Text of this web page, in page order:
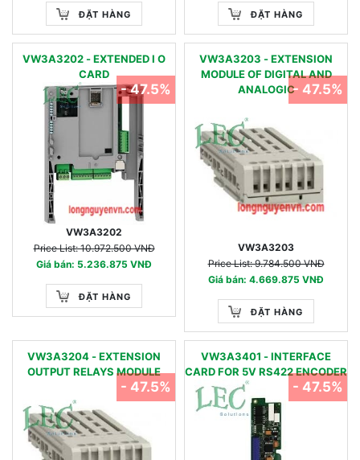
ĐẶT HÀNG ĐẶT HÀNG
VW3A3202 - EXTENDED I O
CARD
VW3A3202
Price List: 10.972.500 VNĐ
Giá bán: 5.236.875 VNĐ
ĐẶT HÀNG
- 47.5%
VW3A3203 - EXTENSION
MODULE OF DIGITAL AND
ANALOGIC
VW3A3203
Price List: 9.784.500 VNĐ
Giá bán: 4.669.875 VNĐ
ĐẶT HÀNG
- 47.5%
VW3A3204 - EXTENSION
OUTPUT RELAYS MODULE
- 47.5%
VW3A3401 - INTERFACE
CARD FOR 5V RS422 ENCODER
- 47.5%